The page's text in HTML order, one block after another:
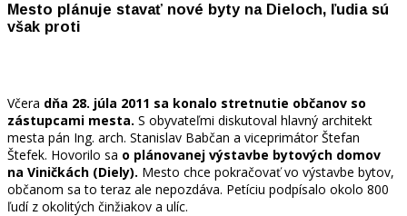
Mesto plánuje stavať nové byty na Dieloch, ľudia sú
však proti
Včera dňa 28. júla 2011 sa konalo stretnutie občanov so
zástupcami mesta. S obyvateľmi diskutoval hlavný architekt
mesta pán Ing. arch. Stanislav Babčan a viceprimátor Štefan
Štefek. Hovorilo sa o plánovanej výstavbe bytových domov
na Viničkách (Diely). Mesto chce pokračovať vo výstavbe bytov,
občanom sa to teraz ale nepozdáva. Petíciu podpísalo okolo 800
ľudí z okolitých činžiakov a ulíc.